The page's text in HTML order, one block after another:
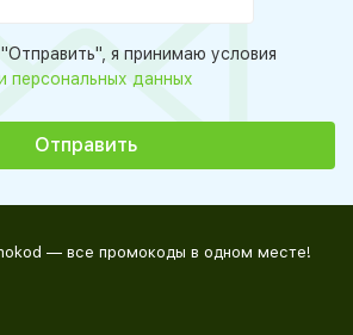
я принимаю условия
персональных данных
— все промокоды в одном месте!